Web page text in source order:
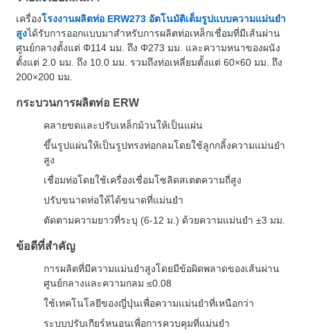
เครื่องโรงงานผลิตท่อ ERW273 อัตโนมัติเต็มรูปแบบความแม่นยำ
สูงได้รับการออกแบบมาสำหรับการผลิตท่อเหล็กเชื่อมที่มีเส้นผ่าน
ศูนย์กลางตั้งแต่ Φ114 มม. ถึง Φ273 มม. และความหนาของผนัง
ตั้งแต่ 2.0 มม. ถึง 10.0 มม. รวมถึงท่อเหลี่ยมตั้งแต่ 60×60 มม. ถึง
200×200 มม.
กระบวนการผลิตท่อ ERW
คลายขดและปรับเหล็กม้วนให้เป็นแผ่น
ขึ้นรูปแผ่นให้เป็นรูปทรงท่อกลมโดยใช้ลูกกลิ้งความแม่นยำ
สูง
เชื่อมท่อโดยใช้เครื่องเชื่อมโซลิดสเตตความถี่สูง
ปรับขนาดท่อให้ได้ขนาดที่แม่นยำ
ตัดตามความยาวที่ระบุ (6-12 ม.) ด้วยความแม่นยำ ±3 มม.
ข้อดีที่สำคัญ
การผลิตที่มีความแม่นยำสูงโดยมีข้อผิดพลาดของเส้นผ่าน
ศูนย์กลางและความกลม ≤0.08
ใช้เทคโนโลยีของญี่ปุ่นเพื่อความแม่นยำที่เหนือกว่า
ระบบปรับเกียร์หนอนเพื่อการควบคุมที่แม่นยำ